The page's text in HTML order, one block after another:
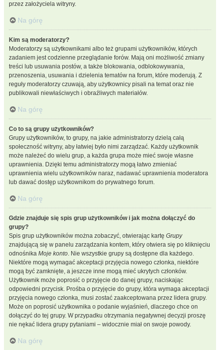
przez założyciela witryny.
Na górę
Kim są moderatorzy?
Moderatorzy są użytkownikami albo też grupami użytkowników, których
zadaniem jest codzienne przeglądanie forów. Mają oni możliwość zmiany
treści lub usuwania postów, a także blokowania, odblokowywania,
przenoszenia, usuwania i dzielenia tematów na forum, które moderują. Z
reguły moderatorzy czuwają, aby użytkownicy pisali na temat oraz nie
publikowali niewłaściwych i obraźliwych materiałów.
Na górę
Co to są grupy użytkowników?
Grupy użytkowników, to grupy, na jakie administratorzy dzielą całą
społeczność witryny, aby łatwiej było nimi zarządzać. Każdy użytkownik
może należeć do wielu grup, a każda grupa może mieć swoje własne
uprawnienia. Dzięki temu administratorzy mogą łatwo zmieniać
uprawnienia wielu użytkowników naraz, nadawać uprawnienia moderatora
lub dawać dostęp użytkownikom do prywatnego forum.
Na górę
Gdzie znajduje się spis grup użytkowników i jak można dołączyć do
grupy?
Spis grup użytkowników można zobaczyć, otwierając kartę Grupy
znajdującą się w panelu zarządzania kontem, który otwiera się po kliknięciu
odnośnika Moje konto. Nie wszystkie grupy są dostępne dla każdego.
Niektóre mogą wymagać akceptacji przyjęcia nowego członka, niektóre
mogą być zamknięte, a jeszcze inne mogą mieć ukrytych członków.
Użytkownik może poprosić o przyjęcie do danej grupy, naciskając
odpowiedni przycisk. Prośba o przyjęcie do grupy, która wymaga akceptacji
przyjęcia nowego członka, musi zostać zaakceptowana przez lidera grupy.
Może on poprosić użytkownika o podanie wyjaśnień, dlaczego chce on
dołączyć do tej grupy. W przypadku otrzymania negatywnej decyzji proszę
nie nękać lidera grupy pytaniami – widocznie miał on swoje powody.
Na górę